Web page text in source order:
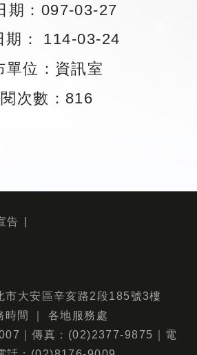
期：097-03-27
期： 114-03-24
單位：資訊室
次數：816
告
大安區辛亥路2段185號3樓
時間
各地服務處
｜傳真：(02)2377-9875｜電